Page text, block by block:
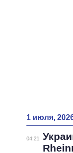
1 июля,
04:21